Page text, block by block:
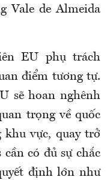
Vale de Almeida
EU phụ trách
điểm tương tự.
sẽ hoan nghênh
trọng về quốc
vực, quay trở
có đủ sự chắc
định lớn như